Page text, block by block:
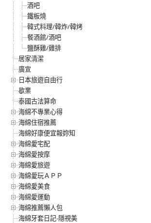
酒吧
鐵板燒
韓式料理/韓炸/韓烤
餐酒館/酒吧
鹽酥雞/雞排
居家清潔
廣宣
日本旅遊自由行
歇業
泰國古法算命
海綿不專業心得
海綿住宿推薦
海綿好康便宜報妳知
海綿愛宅配
海綿愛按摩
海綿愛旅遊
海綿愛玩ＡＰＰ
海綿愛美食
海綿愛運動
海綿推薦懶人包
海綿牙套日記-隱視美